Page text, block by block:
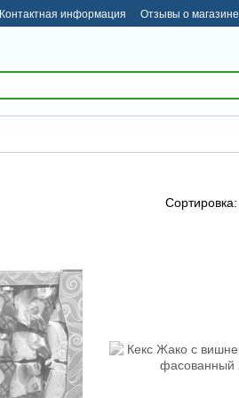
Контактная информация Отзывы о магазине
Сортировка: